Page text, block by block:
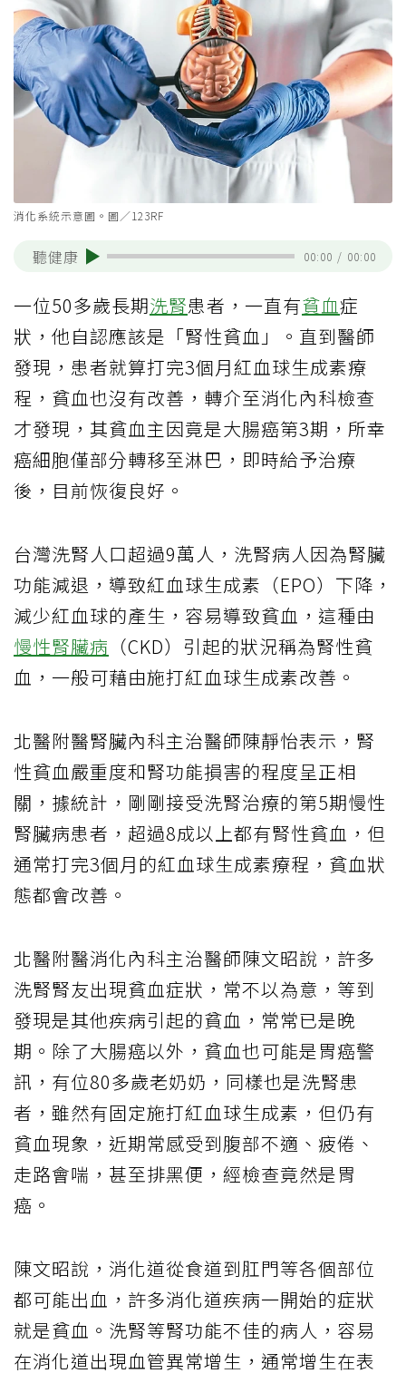
消化系統示意圖。圖／123RF
聽健康 00:00 / 00:00
一位50多歲長期洗腎患者，一直有貧血症
狀，他自認應該是「腎性貧血」。直到醫師
發現，患者就算打完3個月紅血球生成素療
程，貧血也沒有改善，轉介至消化內科檢查
才發現，其貧血主因竟是大腸癌第3期，所幸
癌細胞僅部分轉移至淋巴，即時給予治療
後，目前恢復良好。
台灣洗腎人口超過9萬人，洗腎病人因為腎臟
功能減退，導致紅血球生成素（EPO）下降，
減少紅血球的產生，容易導致貧血，這種由
慢性腎臟病 （CKD）引起的狀況稱為腎性貧
血，一般可藉由施打紅血球生成素改善。
北醫附醫腎臟內科主治醫師陳靜怡表示，腎
性貧血嚴重度和腎功能損害的程度呈正相
關，據統計，剛剛接受洗腎治療的第5期慢性
腎臟病患者，超過8成以上都有腎性貧血，但
通常打完3個月的紅血球生成素療程，貧血狀
態都會改善。
北醫附醫消化內科主治醫師陳文昭說，許多
洗腎腎友出現貧血症狀，常不以為意，等到
發現是其他疾病引起的貧血，常常已是晚
期。除了大腸癌以外，貧血也可能是胃癌警
訊，有位80多歲老奶奶，同樣也是洗腎患
者，雖然有固定施打紅血球生成素，但仍有
貧血現象，近期常感受到腹部不適、疲倦、
走路會喘，甚至排黑便，經檢查竟然是胃
癌。
陳文昭說，消化道從食道到肛門等各個部位
都可能出血，許多消化道疾病一開始的症狀
就是貧血。洗腎等腎功能不佳的病人，容易
在消化道出現血管異常增生，通常增生在表